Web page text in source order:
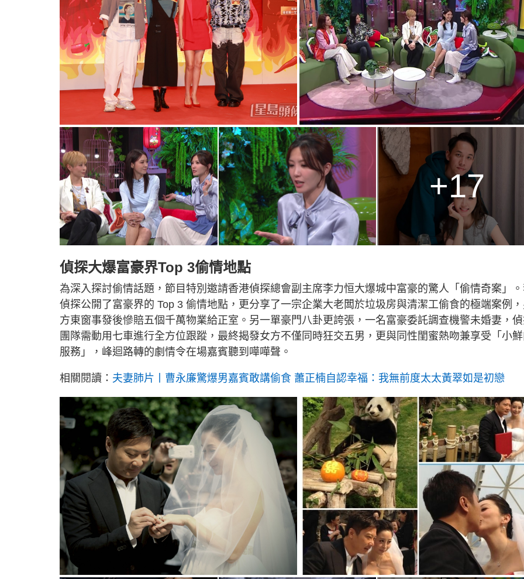
+17
偵探大爆富豪界Top 3偷情地點
為深入探討偷情話題，節目特別邀請香港偵探總會副主席李力恒大爆城中富豪的驚人「偷情奇案」
偵探公開了富豪界的 Top 3 偷情地點，更分享了一宗企業大老闆於垃圾房與清潔工偷食的極端案例
方東窗事發後慘賠五個千萬物業給正室。另一單豪門八卦更誇張，一名富豪委託調查機警未婚妻，
團隊需動用七車進行全方位跟蹤，最終揭發女方不僅同時狂交五男，更與同性閨蜜熱吻兼享受「小
服務」，峰迴路轉的劇情令在場嘉賓聽到嘩嘩聲。
相關閱讀： 夫妻肺片丨曹永廉驚爆男嘉賓敢講偷食 蕭正楠自認幸福：我無前度太太黃翠如是初戀